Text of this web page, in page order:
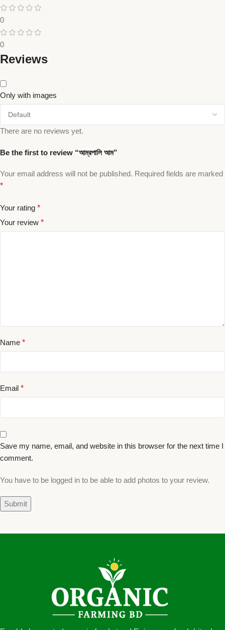
0
0
Reviews
Only with images
There are no reviews yet.
Be the first to review “আম্রপালি আম”
Your email address will not be published. Required fields are marked
*
Your rating *
Your review *
Name *
Email *
Save my name, email, and website in this browser for the next time I
comment.
You have to be logged in to be able to add photos to your review.